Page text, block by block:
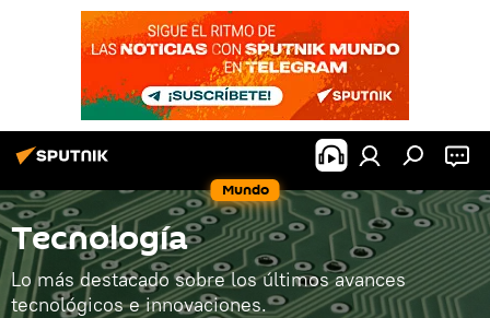
Mundo
Tecnología
Lo más destacado sobre los últimos avances
tecnológicos e innovaciones.